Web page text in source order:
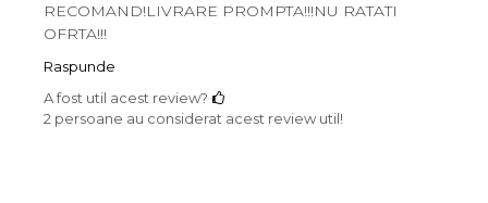
RECOMAND!LIVRARE PROMPTA!!!NU RATATI
OFRTA!!!
Raspunde
A fost util acest review?
2 persoane au considerat acest review util!